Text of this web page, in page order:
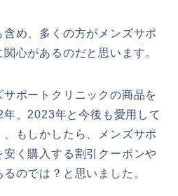
め、多くの方がメンズサポ
心があるのだと思います。
ポートクリニックの商品を
、2023年と今後も愛用して
もしかしたら、メンズサポ
く購入する割引クーポンや
のでは？と思いました。